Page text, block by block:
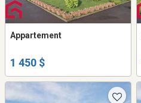
Appartement
1 450 $